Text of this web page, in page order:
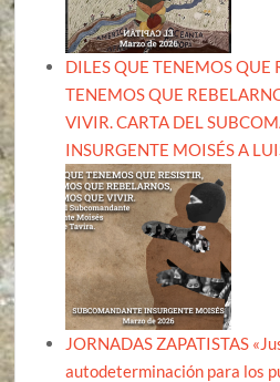
DILES QUE TENEMOS QUE
TENEMOS QUE
VIVIR. CARTA DEL
INSURGENTE MOISÉS A
JORNADAS ZAPATISTAS
autodeterminación para los